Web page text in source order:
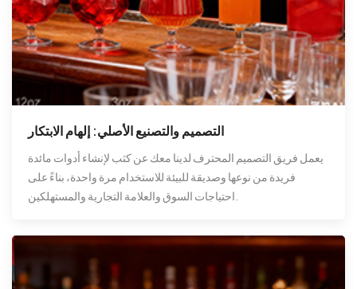
التصميم والتصنيع الأصلي: إلهام الابتكار
يعمل فريق التصميم المحترف لدينا معك عن كثب لإنشاء أدوات مائدة
فريدة من نوعها وصديقة للبيئة للاستخدام مرة واحدة، بناءً على